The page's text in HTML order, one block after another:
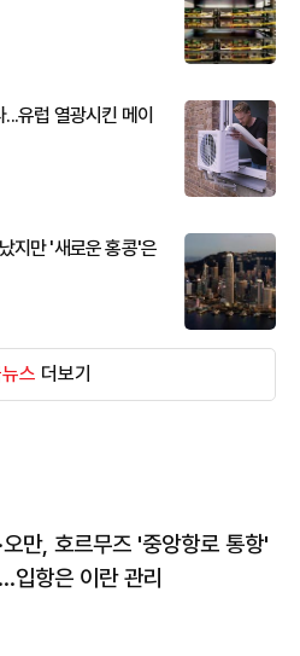
유럽 열광시킨 메이
지만 '새로운 홍콩'은
스 더보기
오만, 호르무즈 '중앙항로 통항'
입항은 이란 관리